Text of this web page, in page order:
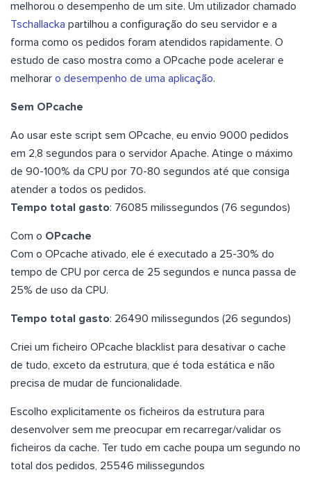
melhorou o desempenho de um site. Um utilizador chamado
Tschallacka partilhou a configuração do seu servidor e a
forma como os pedidos foram atendidos rapidamente. O
estudo de caso mostra como a OPcache pode acelerar e
melhorar o desempenho de uma aplicação.
Sem OPcache
Ao usar este script sem OPcache, eu envio 9000 pedidos
em 2,8 segundos para o servidor Apache. Atinge o máximo
de 90-100% da CPU por 70-80 segundos até que consiga
atender a todos os pedidos.
Tempo total gasto: 76085 milissegundos (76 segundos)
Com o OPcache
Com o OPcache ativado, ele é executado a 25-30% do
tempo de CPU por cerca de 25 segundos e nunca passa de
25% de uso da CPU.
Tempo total gasto: 26490 milissegundos (26 segundos)
Criei um ficheiro OPcache blacklist para desativar o cache
de tudo, exceto da estrutura, que é toda estática e não
precisa de mudar de funcionalidade.
Escolho explicitamente os ficheiros da estrutura para
desenvolver sem me preocupar em recarregar/validar os
ficheiros da cache. Ter tudo em cache poupa um segundo no
total dos pedidos, 25546 milissegundos